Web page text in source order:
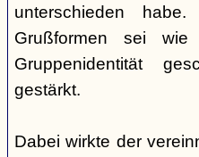
unterschieden
Grußformen sei
Gruppenidentität
gestärkt.
Dabei wirkte der